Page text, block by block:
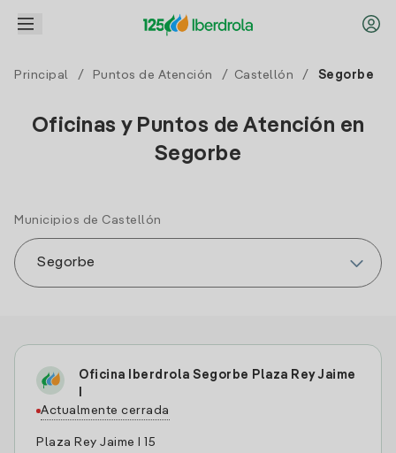
Principal / Puntos de Atención / Castellón / Segorbe
Oficinas y Puntos de Atención en
Segorbe
Municipios de Castellón
Oficina Iberdrola Segorbe Plaza Rey Jaime
Actualmente cerrada
Plaza Rey Jaime I 15